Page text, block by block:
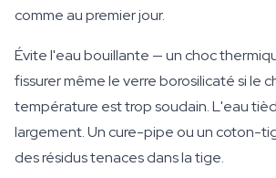
comme au premier jour.
Évite l'eau bouillante — un choc
fissurer même le verre borosilicaté si le
température est trop soudain. L'eau
largement. Un cure-pipe ou un coton-
des résidus tenaces dans la tige.